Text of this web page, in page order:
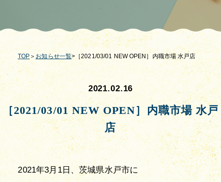
TOP ＞ お知らせ一覧>［2021/03/01 NEW OPEN］内職市場 水戸店
2021.02.16
［2021/03/01 NEW OPEN］内職市場 水戸
店
2021年3月1日、茨城県水戸市に